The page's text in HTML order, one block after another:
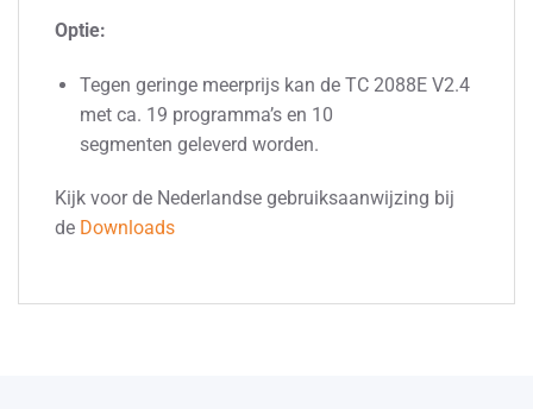
Optie:
Tegen geringe meerprijs kan de TC 2088E V2.4
met ca. 19 programma’s en 10
segmenten geleverd worden.
Kijk voor de Nederlandse gebruiksaanwijzing bij
de Downloads